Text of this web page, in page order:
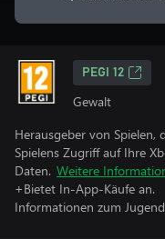
PEGI 12
Gewalt
Herausgeber von Spielen,
Spielens Zugriff auf Ihre
Daten. Weitere
+Bietet In-App-Käufe an.
Informationen zum